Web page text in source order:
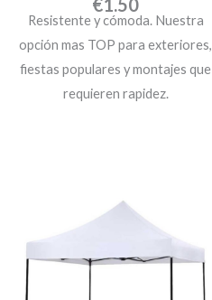
€1.50
Resistente y cómoda. Nuestra
opción mas TOP para exteriores,
fiestas populares y montajes que
requieren rapidez.